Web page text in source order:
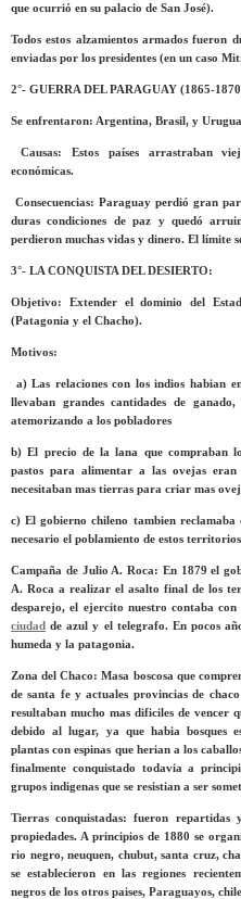
que ocurrió en su palacio de San José).
Todos estos alzamientos armados fueron
enviadas por los presidentes (en un caso
2°- GUERRA DEL PARAGUAY (1865-
Se enfrentaron: Argentina, Brasil, y
Causas: Estos países arrastraban
económicas.
Consecuencias: Paraguay perdió gran
duras condiciones de paz y quedó
perdieron muchas vidas y dinero. El límite
3°- LA CONQUISTA DEL DESIERTO:
Objetivo: Extender el dominio del
(Patagonia y el Chacho).
Motivos:
a) Las relaciones con los indios habian
llevaban grandes cantidades de
atemorizando a los pobladores
b) El precio de la lana que compraban
pastos para alimentar a las ovejas eran
necesitaban mas tierras para criar mas
c) El gobierno chileno tambien
necesario el poblamiento de estos
Campaña de Julio A. Roca: En 1879 el
A. Roca a realizar el asalto final de los
desparejo, el ejercito nuestro contaba
ciudad de azul y el telegrafo. En pocos
humeda y la patagonia.
Zona del Chaco: Masa boscosa que
de santa fe y actuales provincias de
resultaban mucho mas dificiles de vencer
debido al lugar, ya que habia bosques
plantas con espinas que herian a los
finalmente conquistado todavia a
grupos indigenas que se resistian a ser
Tierras conquistadas: fueron
propiedades. A principios de 1880 se
rio negro, neuquen, chubut, santa cruz,
se establecieron en las regiones
negros de los otros paises, Paraguayos,